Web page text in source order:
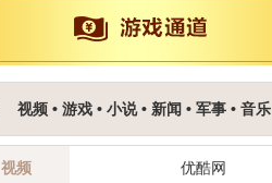
视频 • 游戏 • 小说 • 新闻 • 军事 • 音乐
视频 优酷网